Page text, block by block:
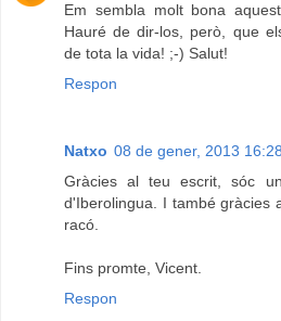
Em sembla molt bona
Hauré de dir-los, però, que
de tota la vida! ;-) Salut!
Respon
Natxo 08 de gener, 2013 16:28
Gràcies al teu escrit, sóc
d'Iberolingua. I també gràcies
racó.
Fins promte, Vicent.
Respon